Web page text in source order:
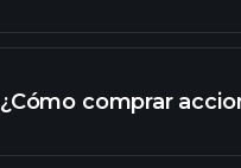
¿Cómo comprar